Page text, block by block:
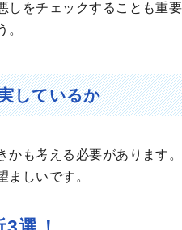
しをチェックすることも重
。
しているか
かも考える必要があります
ましいです。